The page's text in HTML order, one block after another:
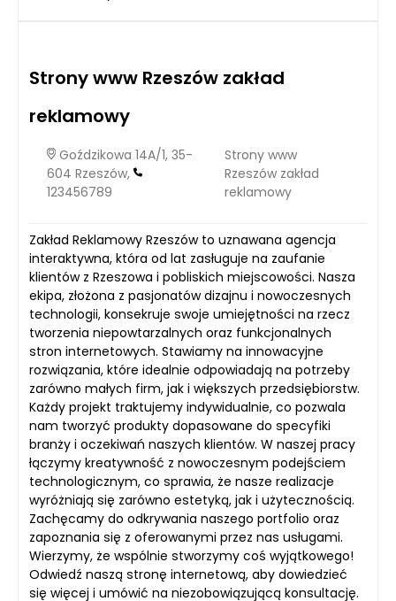
Strony www Rzeszów zakład
reklamowy
Goździkowa 14A/1, 35-
604 Rzeszów,
123456789
Strony www
Rzeszów zakład
reklamowy
Zakład Reklamowy Rzeszów to uznawana agencja
interaktywna, która od lat zasługuje na zaufanie
klientów z Rzeszowa i pobliskich miejscowości. Nasza
ekipa, złożona z pasjonatów dizajnu i nowoczesnych
technologii, konsekruje swoje umiejętności na rzecz
tworzenia niepowtarzalnych oraz funkcjonalnych
stron internetowych. Stawiamy na innowacyjne
rozwiązania, które idealnie odpowiadają na potrzeby
zarówno małych firm, jak i większych przedsiębiorstw.
Każdy projekt traktujemy indywidualnie, co pozwala
nam tworzyć produkty dopasowane do specyfiki
branży i oczekiwań naszych klientów. W naszej pracy
łączymy kreatywność z nowoczesnym podejściem
technologicznym, co sprawia, że nasze realizacje
wyróżniają się zarówno estetyką, jak i użytecznością.
Zachęcamy do odkrywania naszego portfolio oraz
zapoznania się z oferowanymi przez nas usługami.
Wierzymy, że wspólnie stworzymy coś wyjątkowego!
Odwiedź naszą stronę internetową, aby dowiedzieć
się więcej i umówić na niezobowiązującą konsultację.